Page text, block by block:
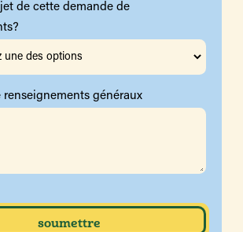
de cette demande de
renseignements généraux